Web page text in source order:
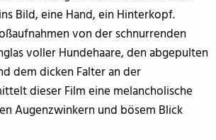
Bild, eine Hand, ein Hinterkopf.
von der schnurrenden
voller Hundehaare, den abgepulten
dem dicken Falter an der
dieser Film eine melancholische
Augenzwinkern und bösem Blick